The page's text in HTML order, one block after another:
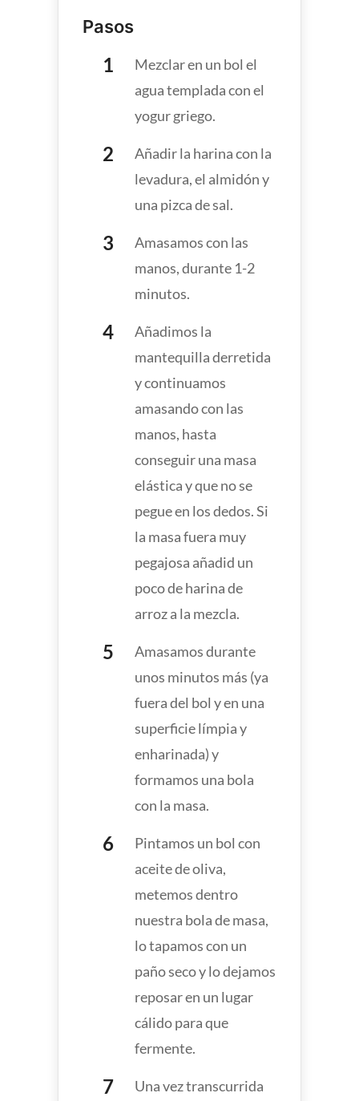
Pasos
Mezclar en un bol el
agua templada con el
yogur griego.
Añadir la harina con la
levadura, el almidón y
una pizca de sal.
Amasamos con las
manos, durante 1-2
minutos.
Añadimos la
mantequilla derretida
y continuamos
amasando con las
manos, hasta
conseguir una masa
elástica y que no se
pegue en los dedos. Si
la masa fuera muy
pegajosa añadid un
poco de harina de
arroz a la mezcla.
Amasamos durante
unos minutos más (ya
fuera del bol y en una
superficie límpia y
enharinada) y
formamos una bola
con la masa.
Pintamos un bol con
aceite de oliva,
metemos dentro
nuestra bola de masa,
lo tapamos con un
paño seco y lo dejamos
reposar en un lugar
cálido para que
fermente.
Una vez transcurrida